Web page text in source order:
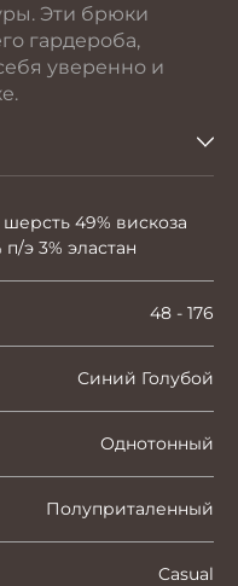
Эти брюки
гардероба,
уверенно и
шерсть 49% вискоза
п/э 3% эластан
48 - 176
Синий Голубой
Однотонный
Полуприталенный
Casual